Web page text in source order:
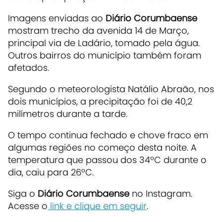
Imagens enviadas ao Diário Corumbaense
mostram trecho da avenida 14 de Março,
principal via de Ladário, tomado pela água.
Outros bairros do município também foram
afetados.
Segundo o meteorologista Natálio Abraão, nos
dois municípios, a precipitação foi de 40,2
milímetros durante a tarde.
O tempo continua fechado e chove fraco em
algumas regiões no começo desta noite. A
temperatura que passou dos 34ºC durante o
dia, caiu para 26ºC.
Siga o Diário Corumbaense no Instagram.
Acesse o link e clique em seguir.